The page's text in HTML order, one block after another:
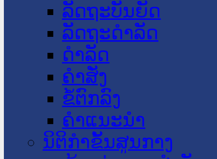
ລັດຖະບັນຍັດ
ລັດຖະດໍາລັດ
ດໍາລັດ
ຄໍາສັ່ງ
ຂໍ້ຕົກລົງ
ຄໍາແນະນໍາ
ນິຕິກຳຂັ້ນສູນກາງ